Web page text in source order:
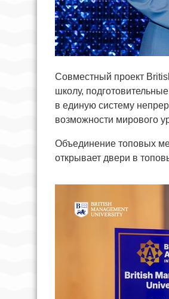
Совместный проект
школу,
в единую систему
возможности мирового
Объединение топовых
открывает двери в